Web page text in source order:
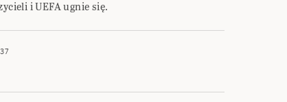
i UEFA ugnie się.